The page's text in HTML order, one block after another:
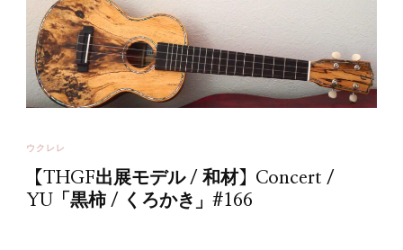
ウクレレ
【THGF出展モデル / 和材】Concert /
YU「黒柿 / くろかき」#166